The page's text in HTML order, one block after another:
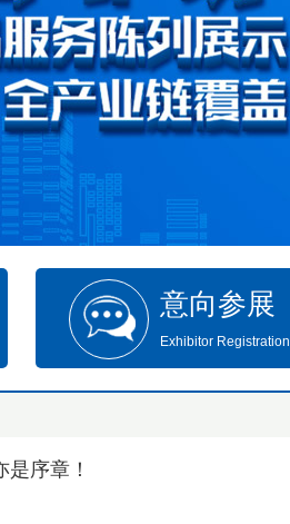
意向参展
Exhibitor Registration
序章！